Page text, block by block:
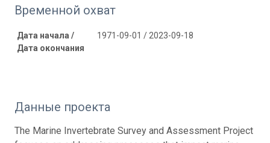
Временной охват
Дата начала /
Дата окончания
1971-09-01 / 2023-09-18
Данные проекта
The Marine Invertebrate Survey and Assessment Project